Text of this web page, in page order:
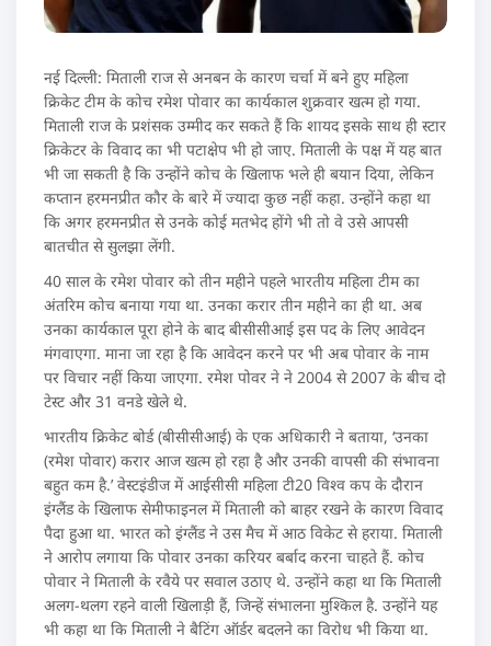
नई दिल्ली: मिताली राज से अनबन के कारण चर्चा में बने हुए महिला
क्रिकेट टीम के कोच रमेश पोवार का कार्यकाल शुक्रवार खत्म हो गया.
मिताली राज के प्रशंसक उम्मीद कर सकते हैं कि शायद इसके साथ ही स्टार
क्रिकेटर के विवाद का भी पटाक्षेप भी हो जाए. मिताली के पक्ष में यह बात
भी जा सकती है कि उन्होंने कोच के खिलाफ भले ही बयान दिया, लेकिन
कप्तान हरमनप्रीत कौर के बारे में ज्यादा कुछ नहीं कहा. उन्होंने कहा था
कि अगर हरमनप्रीत से उनके कोई मतभेद होंगे भी तो वे उसे आपसी
बातचीत से सुलझा लेंगी.
40 साल के रमेश पोवार को तीन महीने पहले भारतीय महिला टीम का
अंतरिम कोच बनाया गया था. उनका करार तीन महीने का ही था. अब
उनका कार्यकाल पूरा होने के बाद बीसीसीआई इस पद के लिए आवेदन
मंगवाएगा. माना जा रहा है कि आवेदन करने पर भी अब पोवार के नाम
पर विचार नहीं किया जाएगा. रमेश पोवर ने ने 2004 से 2007 के बीच दो
टेस्ट और 31 वनडे खेले थे.
भारतीय क्रिकेट बोर्ड (बीसीसीआई) के एक अधिकारी ने बताया, ‘उनका
(रमेश पोवार) करार आज खत्म हो रहा है और उनकी वापसी की संभावना
बहुत कम है.’ वेस्टइंडीज में आईसीसी महिला टी20 विश्व कप के दौरान
इंग्लैंड के खिलाफ सेमीफाइनल में मिताली को बाहर रखने के कारण विवाद
पैदा हुआ था. भारत को इंग्लैंड ने उस मैच में आठ विकेट से हराया. मिताली
ने आरोप लगाया कि पोवार उनका करियर बर्बाद करना चाहते हैं. कोच
पोवार ने मिताली के रवैये पर सवाल उठाए थे. उन्होंने कहा था कि मिताली
अलग-थलग रहने वाली खिलाड़ी हैं, जिन्हें संभालना मुश्किल है. उन्होंने यह
भी कहा था कि मिताली ने बैटिंग ऑर्डर बदलने का विरोध भी किया था.